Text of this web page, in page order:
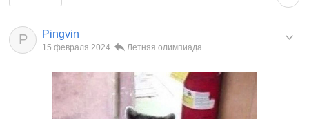
P Pingvin
15 февраля 2024 Летняя олимпиада